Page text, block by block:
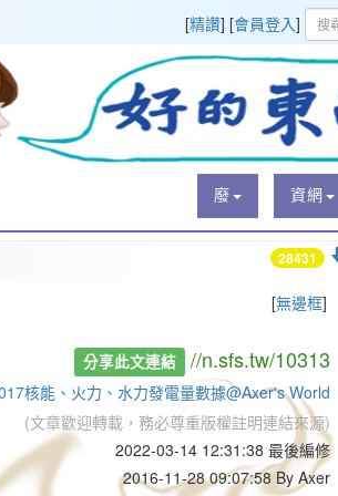
[精讚] [會員登入]
廢 資網
[無邊框]
28431
分享此文連結 //n.sfs.tw/10313
核能、火力、水力發電量數據@Axer's World
(文章歡迎轉載，務必尊重版權註明連結來源)
2022-03-14 12:31:38 最後編修
2016-11-28 09:07:58 By Axer